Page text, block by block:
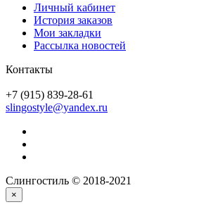
Личный кабинет
История заказов
Мои закладки
Рассылка новостей
Контакты
+7 (915) 839-28-61
slingostyle@yandex.ru
Слингостиль © 2018-2021
×